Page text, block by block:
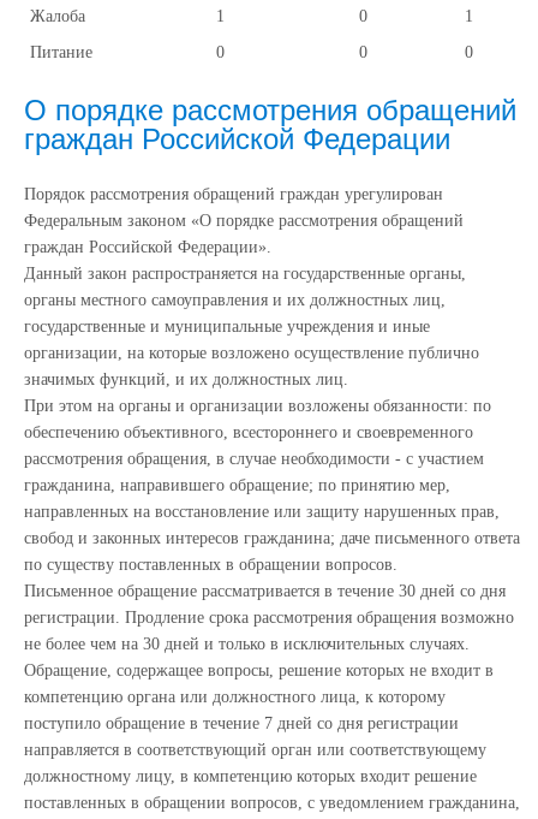
Жалоба
1 0
1
Питание
0 0 0
О порядке рассмотрения обращений
граждан Российской Федерации
Порядок рассмотрения обращений граждан урегулирован
Федеральным законом «О порядке рассмотрения обращений
граждан Российской Федерации».
Данный закон распространяется на государственные органы,
органы местного самоуправления и их должностных лиц,
государственные и муниципальные учреждения и иные
организации, на которые возложено осуществление публично
значимых функций, и их должностных лиц.
При этом на органы и организации возложены обязанности: по
обеспечению объективного, всестороннего и своевременного
рассмотрения обращения, в случае необходимости - с участием
гражданина, направившего обращение; по принятию мер,
направленных на восстановление или защиту нарушенных прав,
свобод и законных интересов гражданина; даче письменного ответа
по существу поставленных в обращении вопросов.
Письменное обращение рассматривается в течение 30 дней со дня
регистрации. Продление срока рассмотрения обращения возможно
не более чем на 30 дней и только в исключительных случаях.
Обращение, содержащее вопросы, решение которых не входит в
компетенцию органа или должностного лица, к которому
поступило обращение в течение 7 дней со дня регистрации
направляется в соответствующий орган или соответствующему
должностному лицу, в компетенцию которых входит решение
поставленных в обращении вопросов, с уведомлением гражданина,